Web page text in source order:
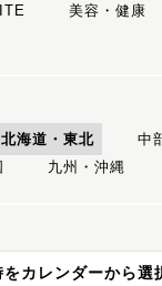
美容・健康
北海道・東北
中
九州・沖縄
をカレンダーから選